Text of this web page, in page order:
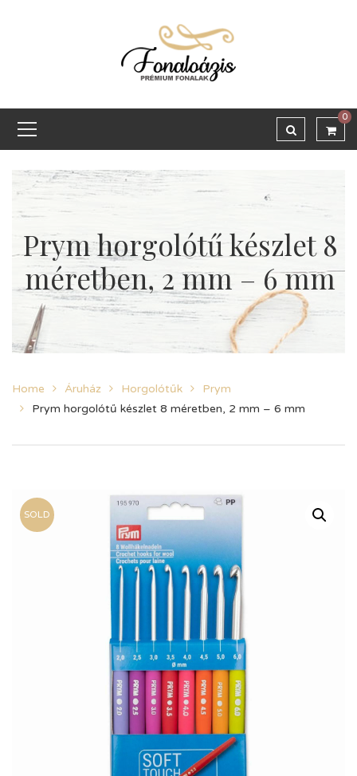
0
Prym horgolótű készlet 8
méretben, 2 mm – 6 mm
Home Áruház Horgolótűk
Prym
Prym horgolótű készlet 8 méretben, 2 mm – 6 mm
SOLD